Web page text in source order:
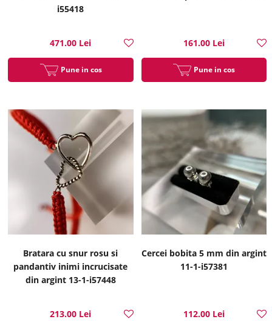
i55418
471.00 Lei
Pune in cos
161.00 Lei
Pune in cos
Bratara cu snur rosu si
pandantiv inimi incrucisate
din argint 13-1-i57448
213.00 Lei
Cercei bobita 5 mm din argint
11-1-i57381
112.00 Lei